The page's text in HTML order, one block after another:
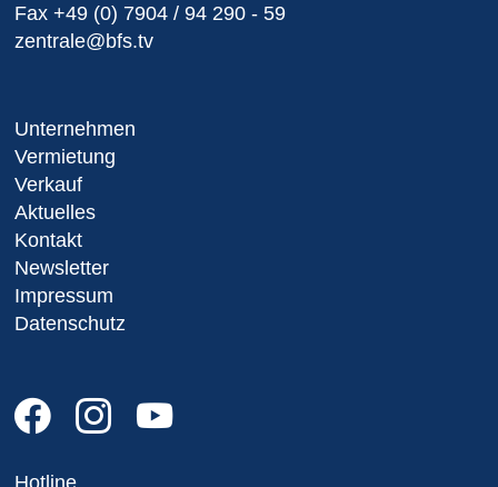
Fax +49 (0) 7904 / 94 290 - 59
zentrale@bfs.tv
Unternehmen
Vermietung
Verkauf
Aktuelles
Kontakt
Newsletter
Impressum
Datenschutz